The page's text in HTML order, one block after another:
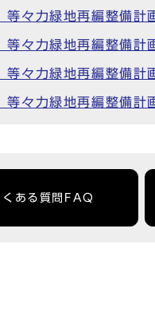
々力緑地再編整備計
々力緑地再編整備計
々力緑地再編整備計
々力緑地再編整備計
くある質問FAQ